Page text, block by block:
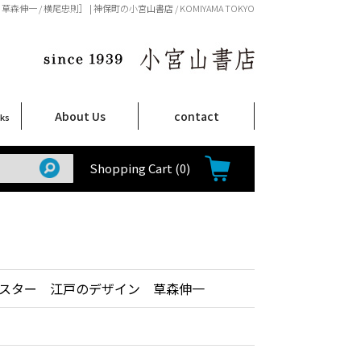
伸一 / 横尾忠則］ | 神保町の小宮山書店 / KOMIYAMA TOKYO
About Us
店舗案内
Shop Infomation
ご注文について
How to Order
特定商取引法に関する表示
プライバシーポリシー
contact
Shopping Cart (0)
ター 江戸のデザイン 草森伸一